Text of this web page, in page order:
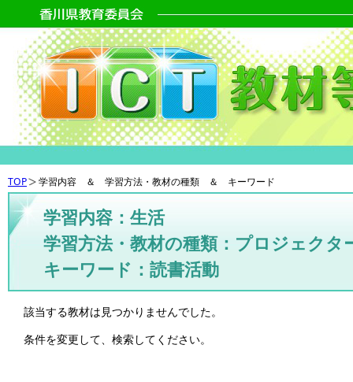
TOP 学習内容 ＆ 学習方法・教材の種類 ＆ キーワード
学習内容：生活
学習方法・教材の種類：プロジェクタ
キーワード：読書活動
該当する教材は見つかりませんでした。
条件を変更して、検索してください。